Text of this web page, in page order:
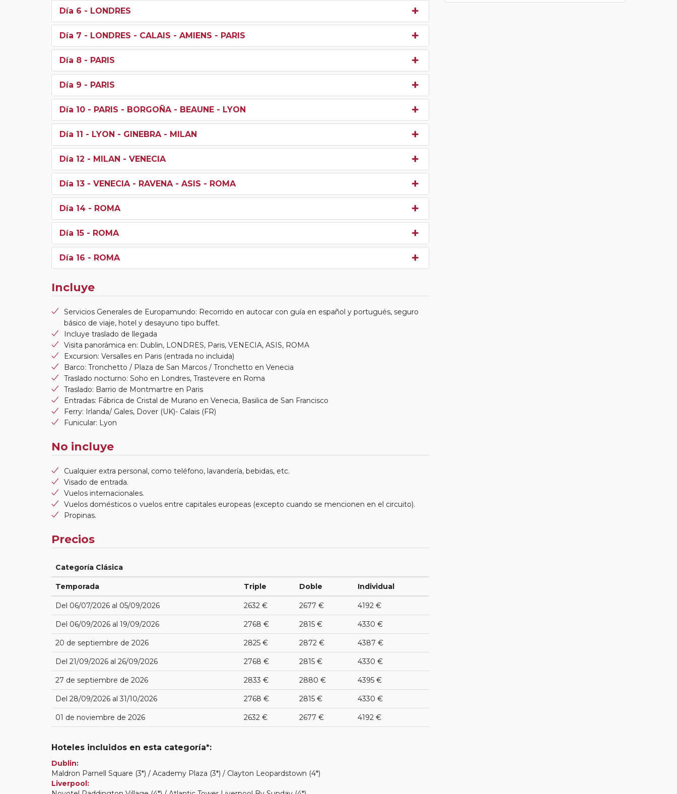
Día 6 - LONDRES
Día 7 - LONDRES - CALAIS - AMIENS - PARIS
Día 8 - PARIS
Día 9 - PARIS
Día 10 - PARIS - BORGOÑA - BEAUNE - LYON
Día 11 - LYON - GINEBRA - MILAN
Día 12 - MILAN - VENECIA
Día 13 - VENECIA - RAVENA - ASIS - ROMA
Día 14 - ROMA
Día 15 - ROMA
Día 16 - ROMA
Incluye
Servicios Generales de Europamundo: Recorrido en autocar con guía en español y portugués, seguro
básico de viaje, hotel y desayuno tipo buffet.
Incluye traslado de llegada
Visita panorámica en: Dublin, LONDRES, Paris, VENECIA, ASIS, ROMA
Excursion: Versalles en Paris (entrada no incluida)
Barco: Tronchetto / Plaza de San Marcos / Tronchetto en Venecia
Traslado nocturno: Soho en Londres, Trastevere en Roma
Traslado: Barrio de Montmartre en Paris
Entradas: Fábrica de Cristal de Murano en Venecia, Basilica de San Francisco
Ferry: Irlanda/ Gales, Dover (UK)- Calais (FR)
Funicular: Lyon
No incluye
Cualquier extra personal, como teléfono, lavandería, bebidas, etc.
Visado de entrada.
Vuelos internacionales.
Vuelos domésticos o vuelos entre capitales europeas (excepto cuando se mencionen en el circuito).
Propinas.
Precios
Categoría Clásica
Temporada Triple Doble Individual
Del 06/07/2026 al 05/09/2026 2632 € 2677 € 4192 €
Del 06/09/2026 al 19/09/2026 2768 € 2815 € 4330 €
20 de septiembre de 2026 2825 € 2872 € 4387 €
Del 21/09/2026 al 26/09/2026 2768 € 2815 € 4330 €
27 de septiembre de 2026 2833 € 2880 € 4395 €
Del 28/09/2026 al 31/10/2026 2768 € 2815 € 4330 €
01 de noviembre de 2026 2632 € 2677 € 4192 €
Hoteles incluidos en esta categoría*:
Dublin:
Maldron Parnell Square (3*) / Academy Plaza (3*) / Clayton Leopardstown (4*)
Liverpool: